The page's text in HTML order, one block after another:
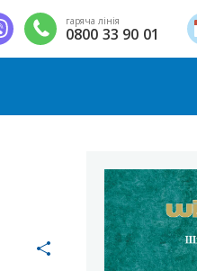
гаряча лінія
0800 33 90 01